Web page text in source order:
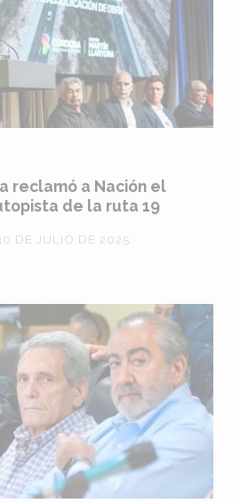
reclamó a Nación el
de la ruta 19
DE JULIO DE 2025